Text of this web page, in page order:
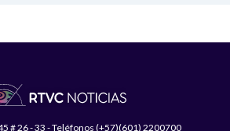
# 26 - 33 - Teléfonos (+57)(601) 2200700